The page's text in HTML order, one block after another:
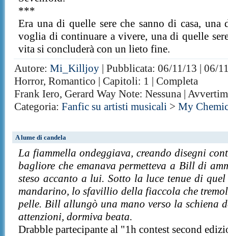
***
Era una di quelle sere che sanno di casa,
voglia di continuare a vivere, una di quelle
vita si concluderà con un lieto fine.
Autore:Mi_Killjoy | Pubblicata: 06/11/13 | 06/
Horror, Romantico | Capitoli: 1 | Completa
Frank Iero, Gerard Way Note: Nessuna |
Categoria:Fanfic su artisti musicali >My
A lume di candela
La fiammella ondeggiava, creando disegni
bagliore che emanava permetteva a Bill di
steso accanto a lui. Sotto la luce tenue di
mandarino, lo sfavillio della fiaccola che
pelle. Bill allungò una mano verso la schiena
attenzioni, dormiva beata.
Drabble partecipante al "1h contest second